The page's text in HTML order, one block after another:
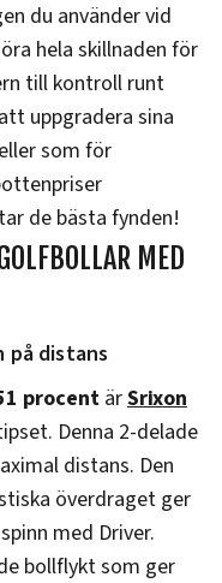
du använder vid
hela skillnaden för
till kontroll runt
uppgradera sina
som för
de bästa fynden!
MED
på distans
procent ärSrixon
Denna 2-delade
distans. Den
överdraget ger
med Driver.
bollflykt som ger